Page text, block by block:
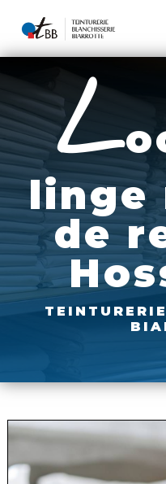
l
linge
de
TEINTURERIE BLANCHISSERIE